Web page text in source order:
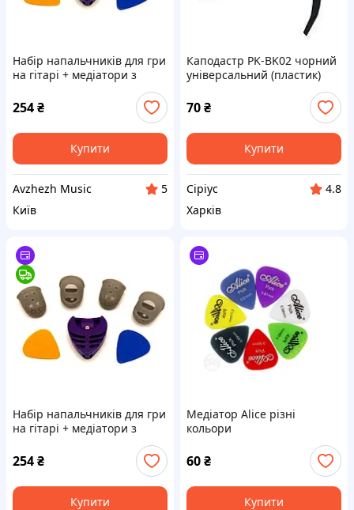
Набір напальчників для гри
на гітарі + медіатори з
254₴
Купити
Avzhezh Music
5
Київ
Каподастр PK-BK02 чорний
універсальний (пластик)
70₴
Купити
Cipiyc
4.8
Харків
Набір напальчників для гри
на гітарі + медіатори з
254₴
Купити
Медіатор Alice різні
кольори
60₴
Купити